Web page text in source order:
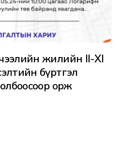
жилийн II-XI
бүртгэл
орж